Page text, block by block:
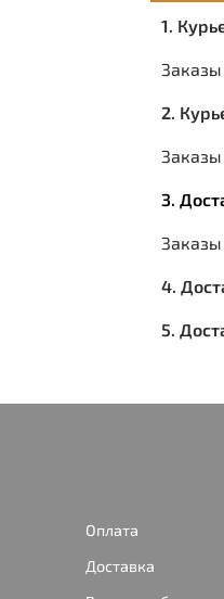
1.
2.
3.
4.
5.
Оплата
Доставка